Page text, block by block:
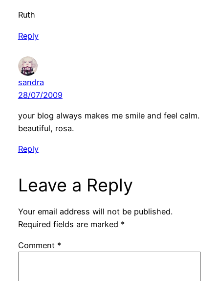
Ruth
Reply
sandra
28/07/2009
your blog always makes me smile and feel calm.
beautiful, rosa.
Reply
Leave a Reply
Your email address will not be published.
Required fields are marked *
Comment *